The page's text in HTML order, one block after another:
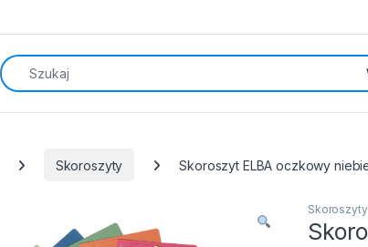
Search for:
Skoroszyty Skoroszyt ELBA oczkowy
Skoroszyty